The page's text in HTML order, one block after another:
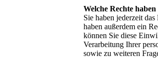
Welche Rechte
Sie haben jederzeit
haben außerdem ein
können Sie diese
Verarbeitung Ihrer
sowie zu weiteren